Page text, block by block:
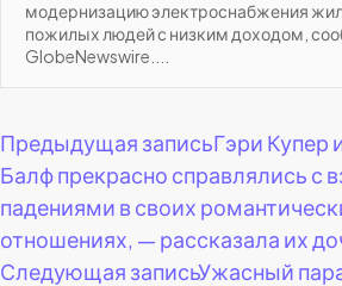
модернизацию электроснабжения
пожилых людей с низким доходом,
GlobeNewswire....
Навигация
по
записям
Предыдущая записьГэри Купер
Балф прекрасно справлялись с
падениями в своих
отношениях, — рассказала их
Следующая записьУжасный